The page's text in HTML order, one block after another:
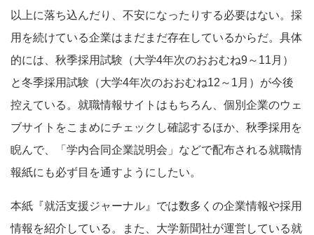
以上に落ち込んだり、不安になったりする必要はない。採
用を続けている企業はまだまだ存在しているからだ。具体
的には、秋季採用試験（大学4年次のおおむね9～11月）
と冬季採用試験（大学4年次のおおむね12～1月）が今後
控えている。就職情報サイトはもちろん、個別企業のウェ
ブサイトをこまめにチェックし確認するほか、秋季採用を
睨んで、「学内合同企業説明会」などで配布される就職情
報紙にも必ず目を通すようにしたい。
本紙『就活支援ジャーナル』では数多くの企業情報や採用
情報を紹介している。また、大学新聞社が運営している就